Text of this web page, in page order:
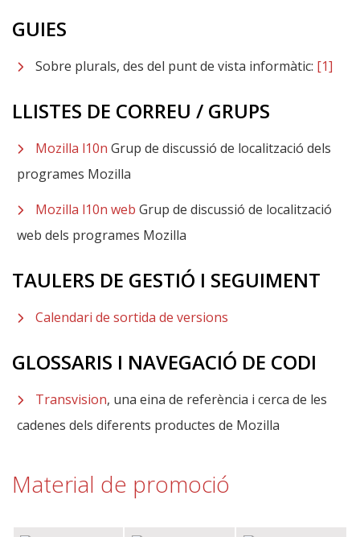
GUIES
Sobre plurals, des del punt de vista informàtic: [1]
LLISTES DE CORREU / GRUPS
Mozilla l10n Grup de discussió de localització dels
programes Mozilla
Mozilla l10n web Grup de discussió de localització
web dels programes Mozilla
TAULERS DE GESTIÓ I SEGUIMENT
Calendari de sortida de versions
GLOSSARIS I NAVEGACIÓ DE CODI
Transvision, una eina de referència i cerca de les
cadenes dels diferents productes de Mozilla
Material de promoció